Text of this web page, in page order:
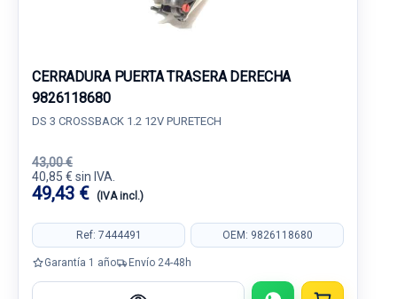
CERRADURA PUERTA TRASERA DERECHA
9826118680
DS 3 CROSSBACK 1.2 12V PURETECH
43,00 €
40,85 € sin IVA.
49,43 € (IVA incl.)
Ref: 7444491 OEM: 9826118680
Garantía 1 año Envío 24-48h